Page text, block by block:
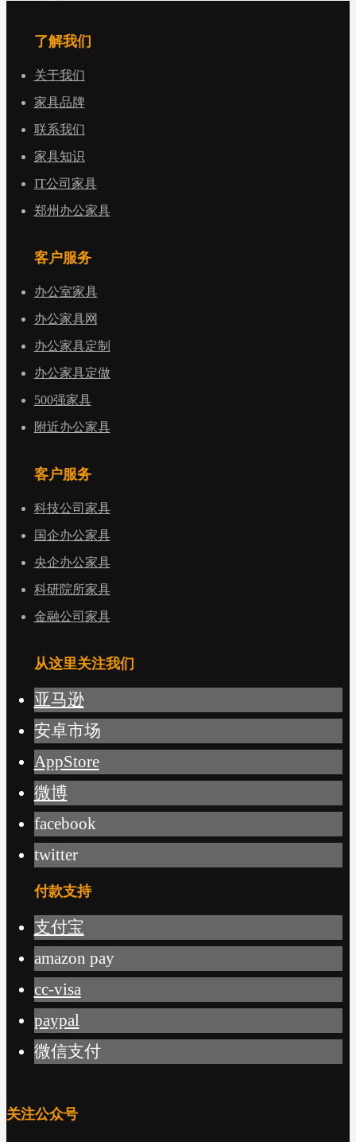
了解我们
关于我们
家具品牌
联系我们
家具知识
IT公司家具
郑州办公家具
客户服务
办公室家具
办公家具网
办公家具定制
办公家具定做
500强家具
附近办公家具
客户服务
科技公司家具
国企办公家具
央企办公家具
科研院所家具
金融公司家具
从这里关注我们
亚马逊
安卓市场
AppStore
微博
facebook
twitter
付款支持
支付宝
amazon pay
cc-visa
paypal
微信支付
关注公众号